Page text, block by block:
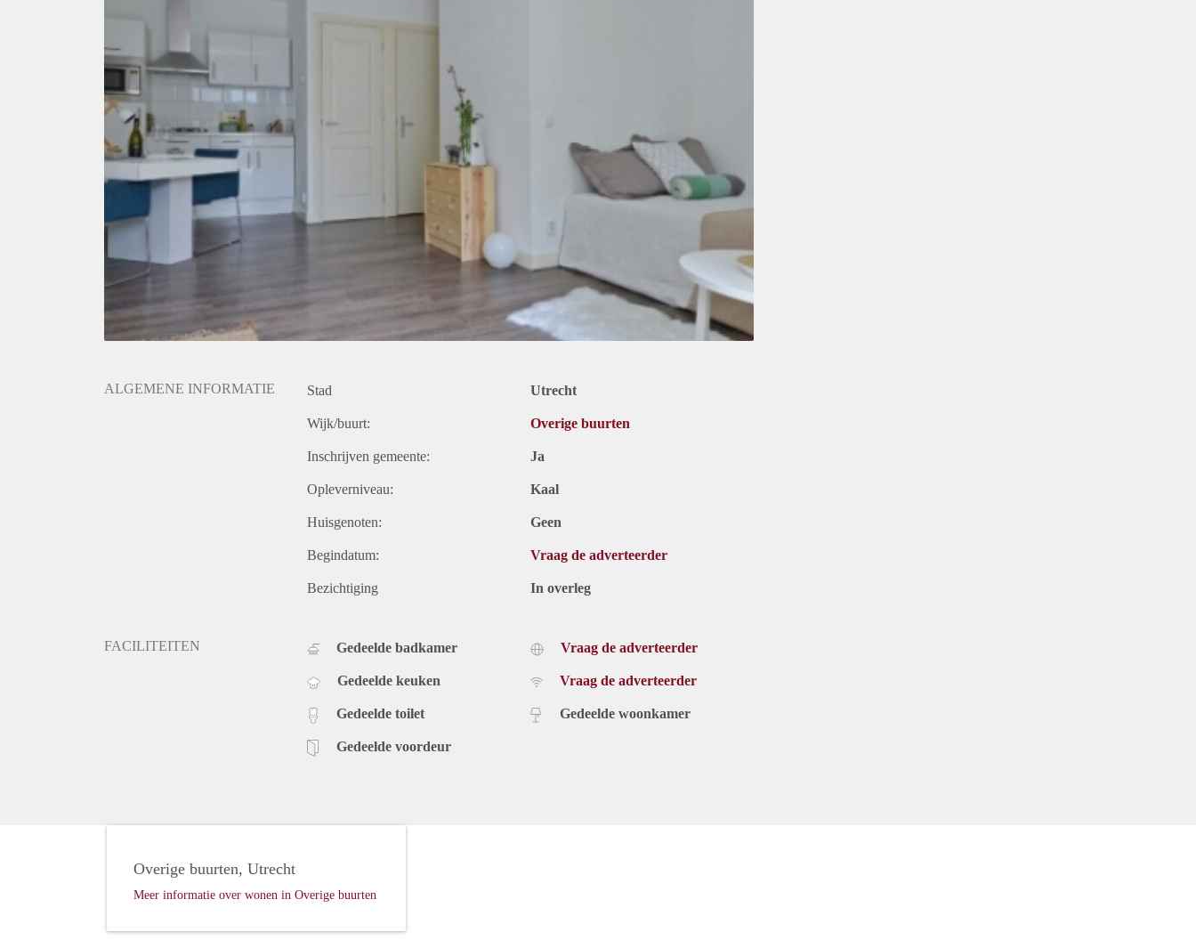
ALGEMENE INFORMATIE Stad Utrecht
Wijk/buurt: Overige buurten
Inschrijven gemeente: Ja
Opleverniveau: Kaal
Huisgenoten: Geen
Begindatum: Vraag de adverteerder
Bezichtiging In overleg
FACILITEITEN Gedeelde badkamer
Gedeelde keuken
Gedeelde toilet
Gedeelde voordeur
Vraag de adverteerder
Vraag de adverteerder
Gedeelde woonkamer
Overige buurten, Utrecht
Meer informatie over wonen in Overige buurten